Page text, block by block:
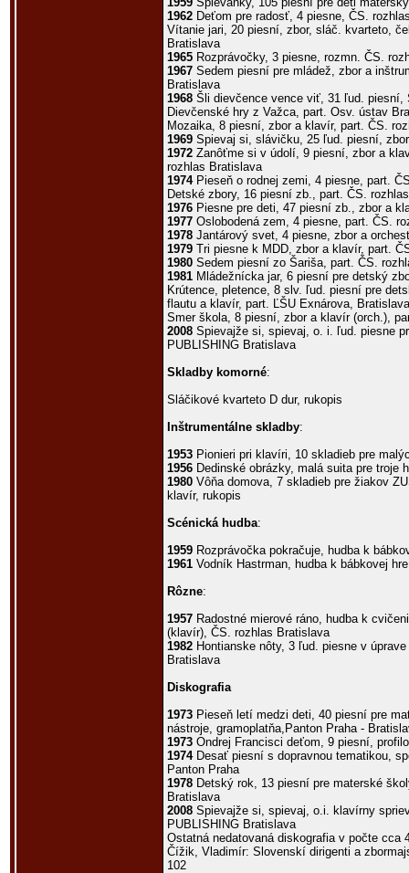
1962 Deťom pre radosť, 4 piesne, ČS.
Vítanie jari, 20 piesní, zbor, sláč. kvarteto,
Bratislava
1965 Rozprávočky, 3 piesne, rozmn. ČS.
1967 Sedem piesní pre mládež, zbor a
Bratislava
1968 Šli dievčence vence viť, 31 ľud. piesní,
Dievčenské hry z Važca, part. Osv. ústav
Mozaika, 8 piesní, zbor a klavír, part. ČS.
1969 Spievaj si, slávičku, 25 ľud. piesní,
1972 Zanôťme si v údolí, 9 piesní, zbor a
rozhlas Bratislava
1974Pieseň o rodnej zemi, 4 piesne, part.
Detské zbory, 16 piesní zb., part. ČS.
1976 Piesne pre deti, 47 piesní zb., zbor a
1977 Oslobodená zem, 4 piesne, part. ČS.
1978 Jantárový svet, 4 piesne, zbor a
1979 Tri piesne k MDD, zbor a klavír, part.
1980 Sedem piesní zo Šariša, part. ČS.
1981 Mládežnícka jar, 6 piesní pre detský
Krútence, pletence, 8 slv. ľud. piesní pre
flautu a klavír, part. ĽŠU Exnárova, Bratislava
Smer škola, 8 piesní, zbor a klavír (orch.),
2008 Spievajže si, spievaj, o. i. ľud. piesne
PUBLISHING Bratislava
Skladby komorné:
Sláčikové kvarteto D dur, rukopis
Inštrumentálne skladby:
1953 Pionieri pri klavíri, 10 skladieb pre
1956 Dedinské obrázky, malá suita pre troje
1980 Vôňa domova, 7 skladieb pre žiakov
klavír, rukopis
Scénická hudba:
1959 Rozprávočka pokračuje, hudba k
1961 Vodník Hastrman, hudba k bábkovej
Rôzne:
1957 Radostné mierové ráno, hudba k
(klavír), ČS. rozhlas Bratislava
1982 Hontianske nôty, 3 ľud. piesne v
Bratislava
Diskografia
1973 Pieseň letí medzi deti, 40 piesní pre
nástroje, gramoplatňa,Panton Praha -
1973 Ondrej Francisci deťom, 9 piesní,
1974Desať piesní s dopravnou tematikou,
Panton Praha
1978 Detský rok, 13 piesní pre materské
Bratislava
2008 Spievajže si, spievaj, o.i. klavírny
PUBLISHING Bratislava
Ostatná nedatovaná diskografia v počte cca
Čížik, Vladimír: Slovenskí dirigenti a
102